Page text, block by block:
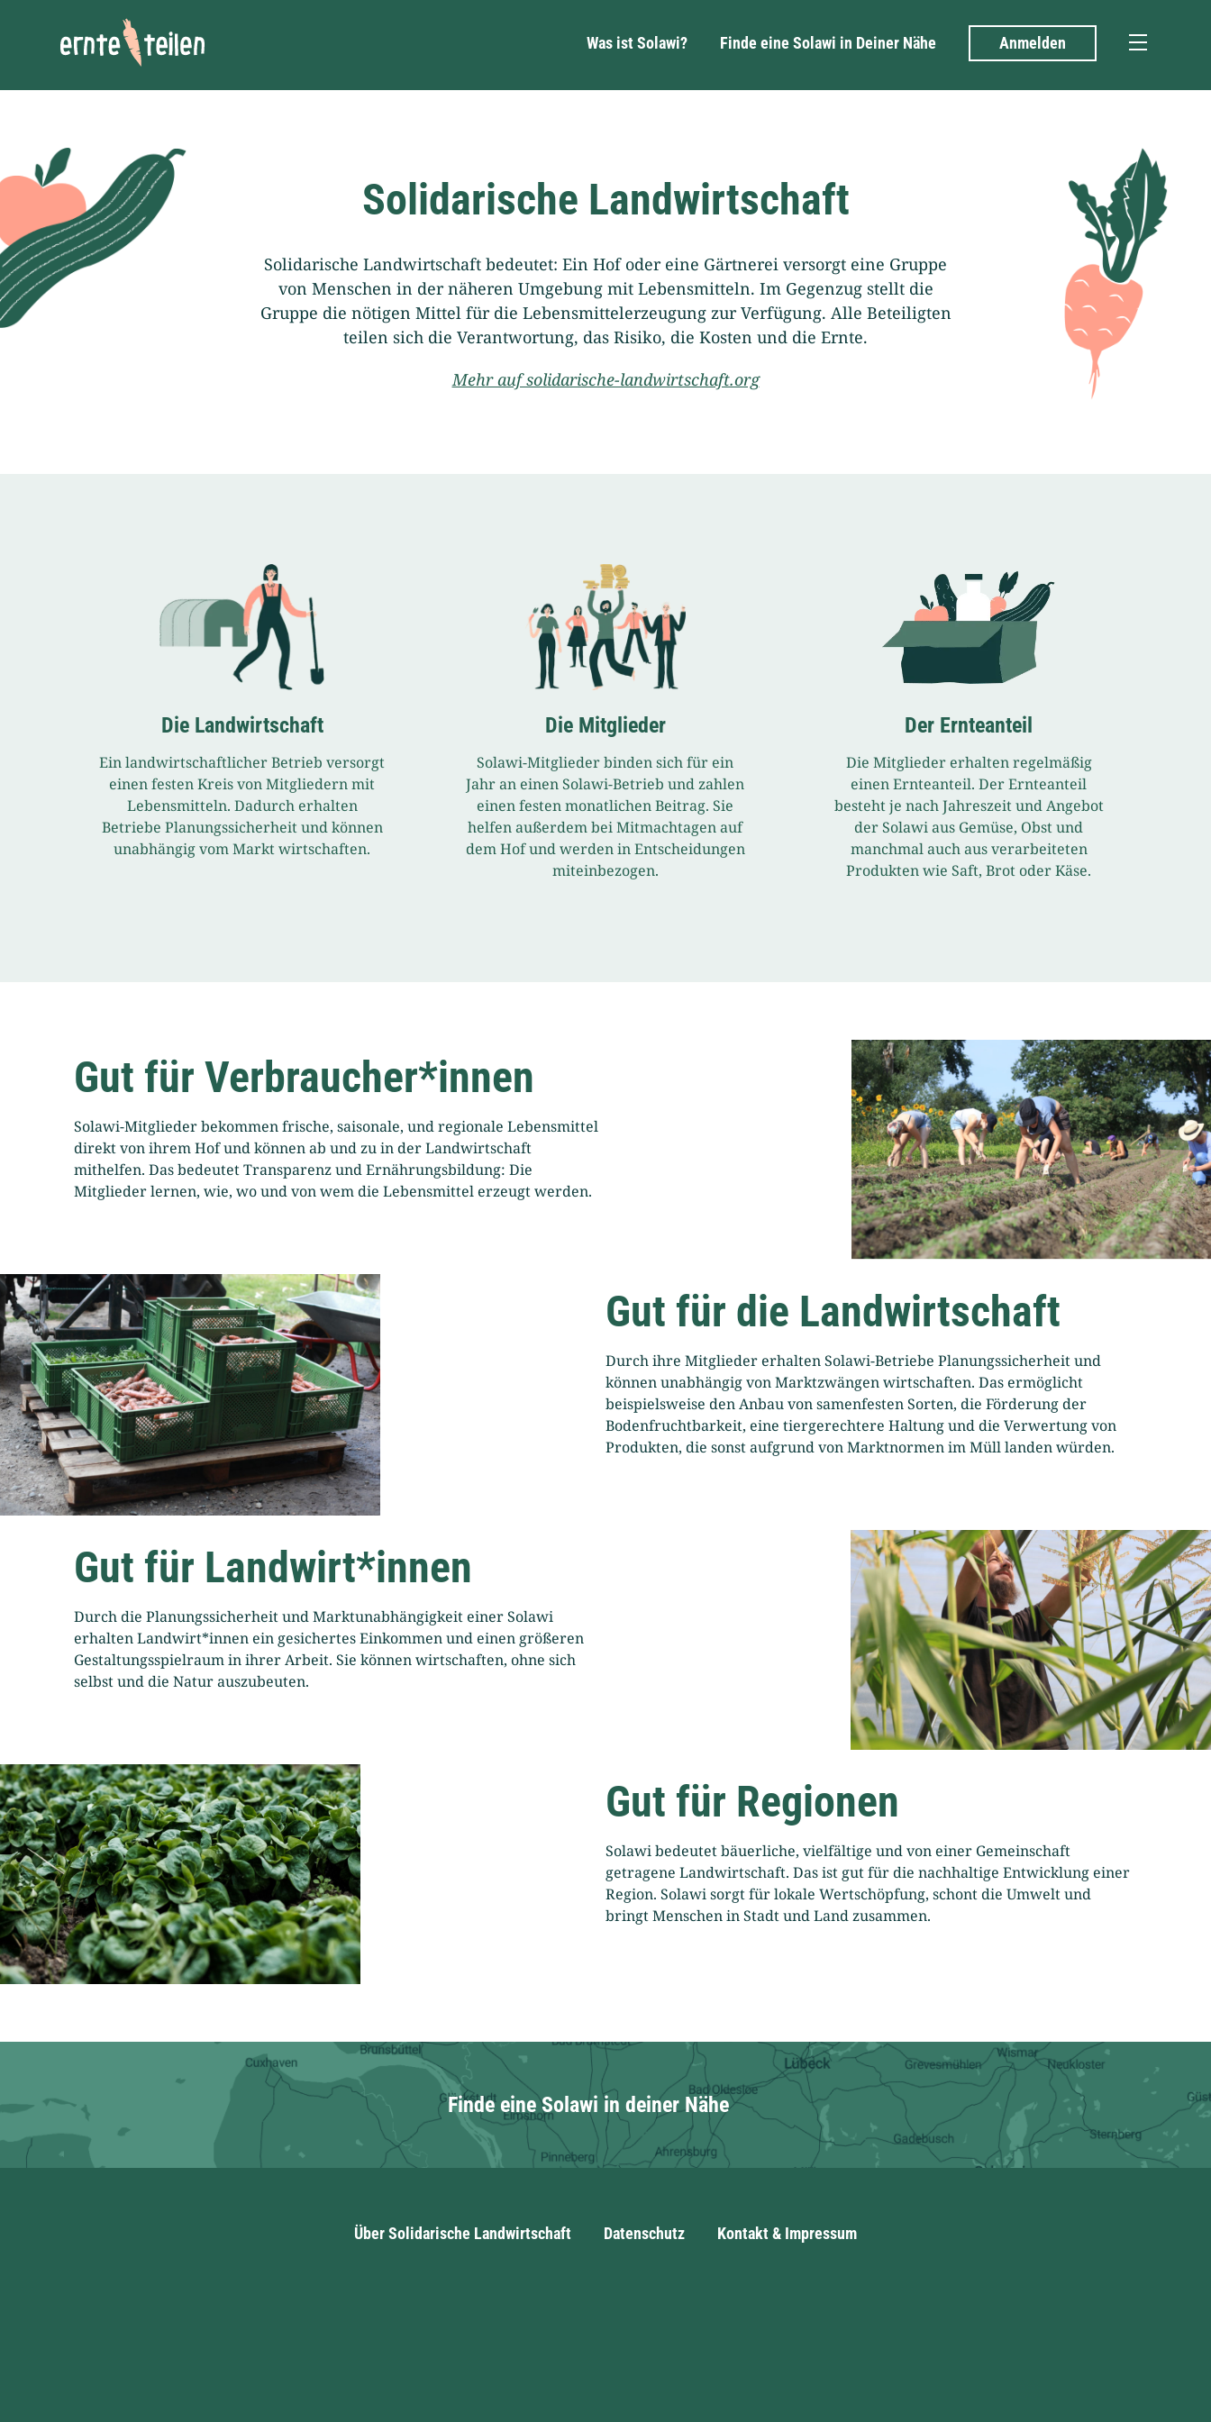
Was ist Solawi? Finde eine Solawi in Deiner Nähe Anmelden
Solidarische Landwirtschaft
Solidarische Landwirtschaft bedeutet: Ein Hof oder eine Gärtnerei versorgt eine Gruppe
von Menschen in der näheren Umgebung mit Lebensmitteln. Im Gegenzug stellt die
Gruppe die nötigen Mittel für die Lebensmittel­erzeugung zur Verfügung. Alle Beteiligten
teilen sich die Verantwortung, das Risiko, die Kosten und die Ernte.
Mehr auf solidarische-landwirtschaft.org
Die Landwirtschaft
Ein landwirtschaftlicher Betrieb versorgt
einen festen Kreis von Mitgliedern mit
Lebensmitteln. Dadurch erhalten
Betriebe Planungssicherheit und können
unabhängig vom Markt wirtschaften.
Die Mitglieder
Solawi-Mitglieder binden sich für ein
Jahr an einen Solawi-Betrieb und zahlen
einen festen monatlichen Beitrag. Sie
helfen außerdem bei Mitmachtagen auf
dem Hof und werden in Entscheidungen
miteinbezogen.
Der Ernteanteil
Die Mitglieder erhalten regelmäßig
einen Ernteanteil. Der Ernteanteil
besteht je nach Jahreszeit und Angebot
der Solawi aus Gemüse, Obst und
manchmal auch aus verarbeiteten
Produkten wie Saft, Brot oder Käse.
Gut für Verbraucher*innen
Solawi-Mitglieder bekommen frische, saisonale, und regionale Lebensmittel
direkt von ihrem Hof und können ab und zu in der Landwirtschaft
mithelfen. Das bedeutet Transparenz und Ernährungsbildung: Die
Mitglieder lernen, wie, wo und von wem die Lebensmittel erzeugt werden.
Gut für die Landwirtschaft
Durch ihre Mitglieder erhalten Solawi-Betriebe Planungssicherheit und
können unabhängig von Marktzwängen wirtschaften. Das ermöglicht
beispielsweise den Anbau von samenfesten Sorten, die Förderung der
Bodenfruchtbarkeit, eine tiergerechtere Haltung und die Verwertung von
Produkten, die sonst aufgrund von Marktnormen im Müll landen würden.
Gut für Landwirt*innen
Durch die Planungssicherheit und Marktunabhängigkeit einer Solawi
erhalten Landwirt*innen ein gesichertes Einkommen und einen größeren
Gestaltungsspielraum in ihrer Arbeit. Sie können wirtschaften, ohne sich
selbst und die Natur auszubeuten.
Gut für Regionen
Solawi bedeutet bäuerliche, vielfältige und von einer Gemeinschaft
getragene Landwirtschaft. Das ist gut für die nachhaltige Entwicklung einer
Region. Solawi sorgt für lokale Wertschöpfung, schont die Umwelt und
bringt Menschen in Stadt und Land zusammen.
Finde eine Solawi in deiner Nähe
Über Solidarische Landwirtschaft Datenschutz Kontakt & Impressum